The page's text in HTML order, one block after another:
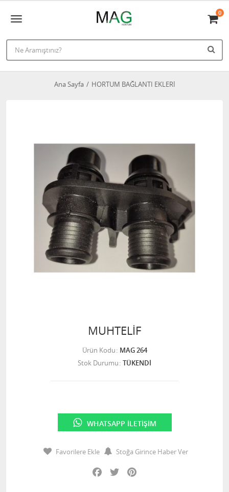
0
Ana Sayfa HORTUM BAĞLANTI EKLERİ
MUHTELİF
Ürün Kodu MAG 264
Stok Durumu TÜKENDİ
WHATSAPP İLETIŞIM
Favorilere Ekle
Stoğa Girince Haber Ver
Facebook
Twitter